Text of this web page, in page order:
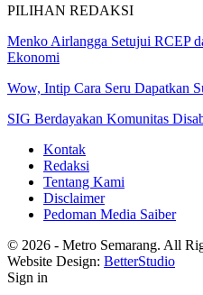
PILIHAN REDAKSI
Menko Airlangga Setujui RCEP
Ekonomi
Wow, Intip Cara Seru Dapatkan
SIG Berdayakan Komunitas
Kontak
Redaksi
Tentang Kami
Disclaimer
Pedoman Media Saiber
© 2026 - Metro Semarang. All
Website Design: BetterStudio
Sign in